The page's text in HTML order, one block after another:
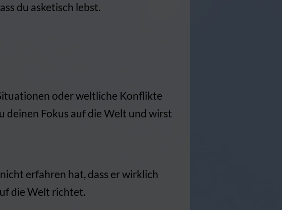
du asketisch lebst.
oder weltliche Konflikte
deinen Fokus auf die Welt und wirst
erfahren hat, dass er wirklich
die Welt richtet.